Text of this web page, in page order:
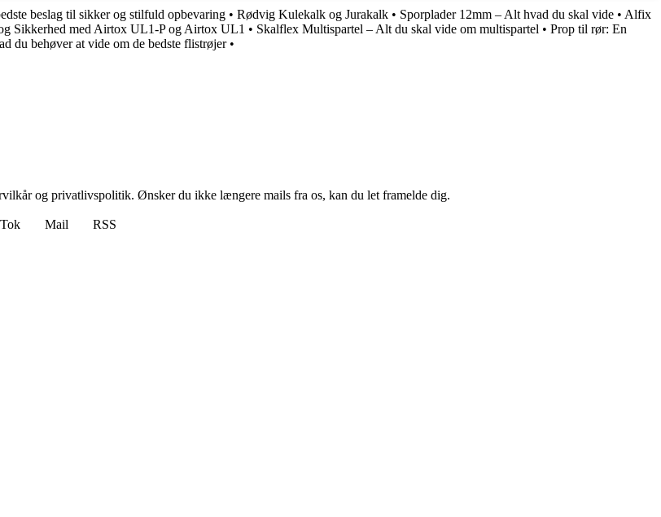
beslag til sikker og stilfuld opbevaring • Rødvig Kulekalk og Jurakalk • Sporplader 12mm – Alt hvad du skal vide • Alfix
Sikkerhed med Airtox UL1-P og Airtox UL1 • Skalflex Multispartel – Alt du skal vide om multispartel • Prop til rør: En
du behøver at vide om de bedste flistrøjer•
og privatlivspolitik. Ønsker du ikke længere mails fra os, kan du let framelde dig.
Mail
RSS